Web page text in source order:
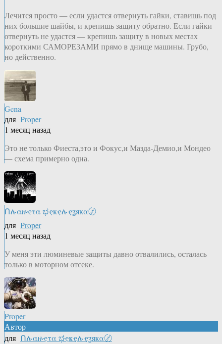
Лечится просто — если удастся отвернуть гайки, ставишь под
них большие шайбы, и крепишь защиту обратно. Если гайки
отвернуть не удастся — крепишь защиту в новых местах
короткими САМОРЕЗАМИ прямо в днище машины. Грубо,
но действенно.
Gena
для Proper
1 месяц назад
Это не только Фиеста,это и Фокус,и Мазда-Демио,и Мондео
— схема примерно одна.
Ոሉαዙҿτα ಭҿҝҿሉҿʓяҝα〄
для Proper
1 месяц назад
У меня эти люминевые защиты давно отвалились, осталась
только в моторном отсеке.
Proper
Автор
для Ոሉαዙҿτα ಭҿҝҿሉҿʓяҝα〄